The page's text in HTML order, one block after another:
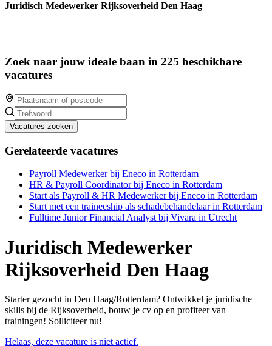
Juridisch Medewerker Rijksoverheid Den Haag
Zoek naar jouw ideale baan in 225 beschikbare
vacatures
Vacatures zoeken
Gerelateerde vacatures
Payroll Medewerker bij Eneco in Rotterdam
HR & Payroll Coördinator bij Eneco in Rotterdam
Start als Payroll & HR Medewerker bij Eneco in Rotterdam
Start met een traineeship als schadebehandelaar in Rotterdam
Fulltime Junior Financial Analyst bij Vivara in Utrecht
Juridisch Medewerker
Rijksoverheid Den Haag
Starter gezocht in Den Haag/Rotterdam? Ontwikkel je juridische
skills bij de Rijksoverheid, bouw je cv op en profiteer van
trainingen! Solliciteer nu!
Helaas, deze vacature is niet actief.